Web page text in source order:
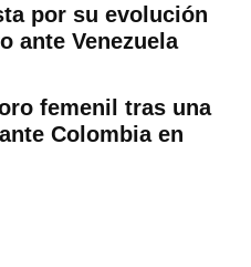
por su evolución
ante Venezuela
femenil tras una
Colombia en